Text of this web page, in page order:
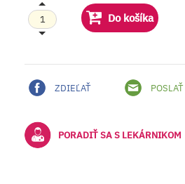
Do košíka
ZDIEĽAŤ
PORADIŤ SA S LEKÁRNIKOM